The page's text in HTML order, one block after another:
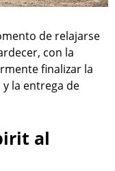
de relajarse
con la
finalizar la
la entrega de
al